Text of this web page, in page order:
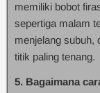
memiliki bobot
sepertiga malam
menjelang subuh,
titik paling tenang.
5. Bagaimana